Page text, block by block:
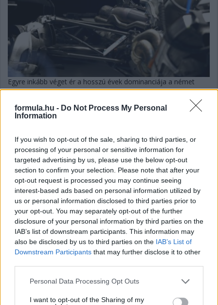
formula.hu - Do Not Process My Personal
Information
If you wish to opt-out of the sale, sharing to third parties, or
processing of your personal or sensitive information for
targeted advertising by us, please use the below opt-out
section to confirm your selection. Please note that after your
opt-out request is processed you may continue seeing
interest-based ads based on personal information utilized by
us or personal information disclosed to third parties prior to
your opt-out. You may separately opt-out of the further
disclosure of your personal information by third parties on the
IAB’s list of downstream participants. This information may
also be disclosed by us to third parties on the IAB’s List of
Downstream Participants that may further disclose it to other
Please note that this website/app uses one or more Google
not limited to your visit or usage behaviour. You may click to
Personal Data Processing Opt Outs
I want to opt-out of the Sharing of my
Egyre inkább véget ér a hosszú évek dominanciája a német
gyártó részéről a Formula-1-ben, az istálló nem is várt tovább,
Nyilaknál.
2016. augusztus 2. kedd, 11:56
Egy mérnök miatt pereli a McLaren a Mercedest